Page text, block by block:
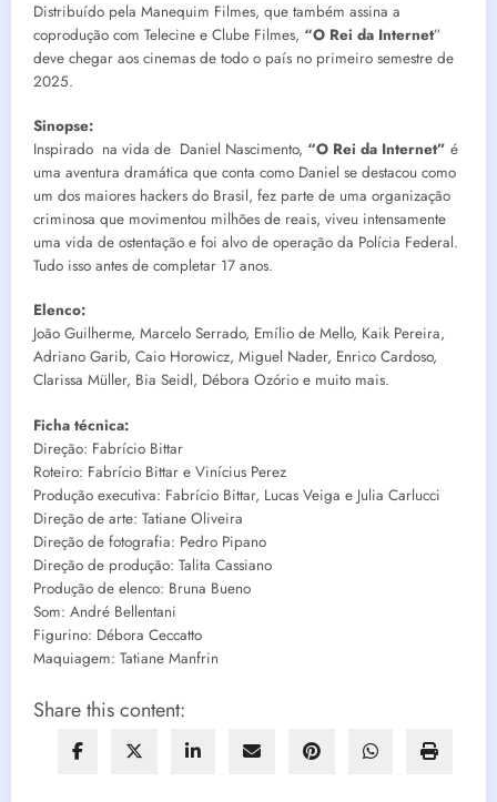
Distribuído pela Manequim Filmes, que também assina a
coprodução com Telecine e Clube Filmes, “O Rei da Internet”
deve chegar aos cinemas de todo o país no primeiro semestre de
2025.
Sinopse:
Inspirado na vida de Daniel Nascimento, “O Rei da Internet” é
uma aventura dramática que conta como Daniel se destacou como
um dos maiores hackers do Brasil, fez parte de uma organização
criminosa que movimentou milhões de reais, viveu intensamente
uma vida de ostentação e foi alvo de operação da Polícia Federal.
Tudo isso antes de completar 17 anos.
Elenco:
João Guilherme, Marcelo Serrado, Emílio de Mello, Kaik Pereira,
Adriano Garib, Caio Horowicz, Miguel Nader, Enrico Cardoso,
Clarissa Müller, Bia Seidl, Débora Ozório e muito mais.
Ficha técnica:
Direção: Fabrício Bittar
Roteiro: Fabrício Bittar e Vinícius Perez
Produção executiva: Fabrício Bittar, Lucas Veiga e Julia Carlucci
Direção de arte: Tatiane Oliveira
Direção de fotografia: Pedro Pipano
Direção de produção: Talita Cassiano
Produção de elenco: Bruna Bueno
Som: André Bellentani
Figurino: Débora Ceccatto
Maquiagem: Tatiane Manfrin
Share this content: